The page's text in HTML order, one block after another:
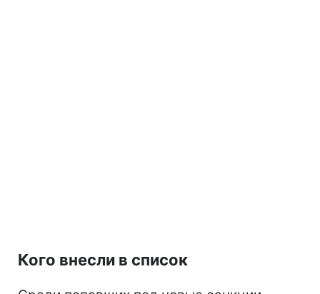
Кого внесли в список